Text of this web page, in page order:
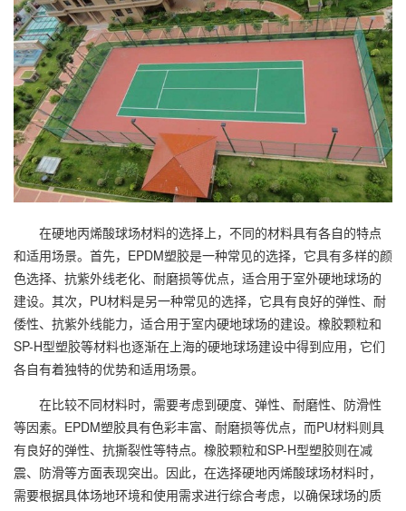
在硬地丙烯酸球场材料的选择上，不同的材料具有各自的特点
和适用场景。首先，EPDM塑胶是一种常见的选择，它具有多样的颜
色选择、抗紫外线老化、耐磨损等优点，适合用于室外硬地球场的
建设。其次，PU材料是另一种常见的选择，它具有良好的弹性、耐
倭性、抗紫外线能力，适合用于室内硬地球场的建设。橡胶颗粒和
SP-H型塑胶等材料也逐渐在上海的硬地球场建设中得到应用，它们
各自有着独特的优势和适用场景。
在比较不同材料时，需要考虑到硬度、弹性、耐磨性、防滑性
等因素。EPDM塑胶具有色彩丰富、耐磨损等优点，而PU材料则具
有良好的弹性、抗撕裂性等特点。橡胶颗粒和SP-H型塑胶则在减
震、防滑等方面表现突出。因此，在选择硬地丙烯酸球场材料时，
需要根据具体场地环境和使用需求进行综合考虑，以确保球场的质